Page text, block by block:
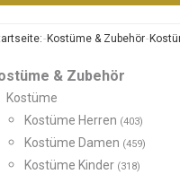
Kostüme & Zubehör
& Zubehör
Kostüme
Kostüme Herren (403)
Kostüme Damen (459)
Kostüme Kinder (318)